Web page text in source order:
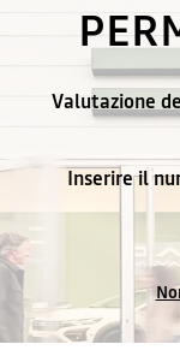
Valutazione
Inserire il